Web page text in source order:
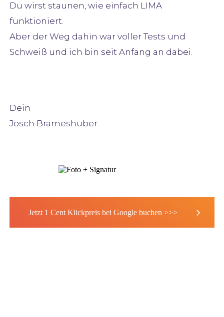
Du wirst staunen, wie einfach LIMA
funktioniert.
Aber der Weg dahin war voller Tests und
Schweiß und ich bin seit Anfang an dabei.
Dein
Josch Brameshuber
Jetzt 1 Cent Klickpreis bei Google buchen >>>